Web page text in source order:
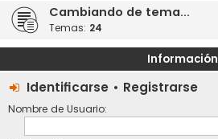
Cambiando de tema...
Temas: 24
Información
Identificarse • Registrarse
Nombre de Usuario: